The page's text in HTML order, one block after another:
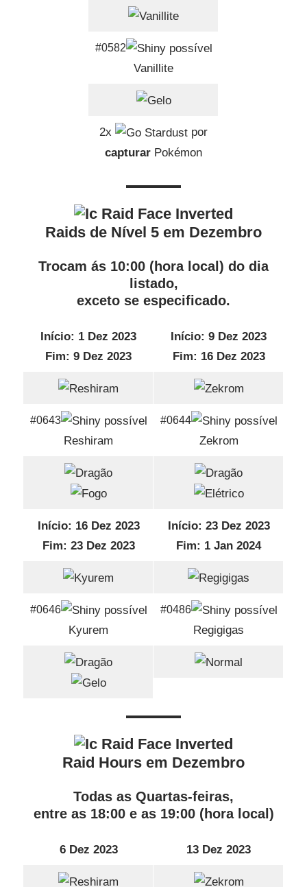
#0582
Vanillite
2x
por
capturar Pokémon
Raids de Nível 5 em Dezembro
Trocam ás 10:00 (hora local) do dia
listado,
exceto se especificado.
Início: 1 Dez 2023
Fim: 9 Dez 2023
#0643
Reshiram
Início: 9 Dez 2023
Fim: 16 Dez 2023
#0644
Zekrom
Início: 16 Dez 2023
Fim: 23 Dez 2023
#0646
Kyurem
Início: 23 Dez 2023
Fim: 1 Jan 2024
#0486
Regigigas
Raid Hours em Dezembro
Todas as Quartas-feiras,
entre as 18:00 e as 19:00 (hora local)
6 Dez 2023 13 Dez 2023